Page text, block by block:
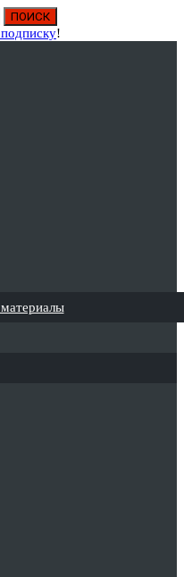
!